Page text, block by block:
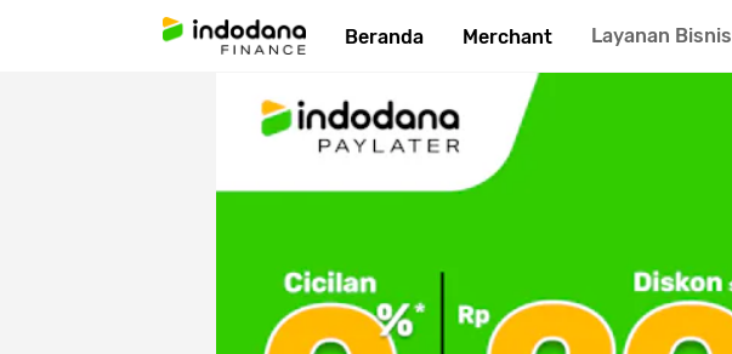
Beranda Merchant Layanan Bisnis